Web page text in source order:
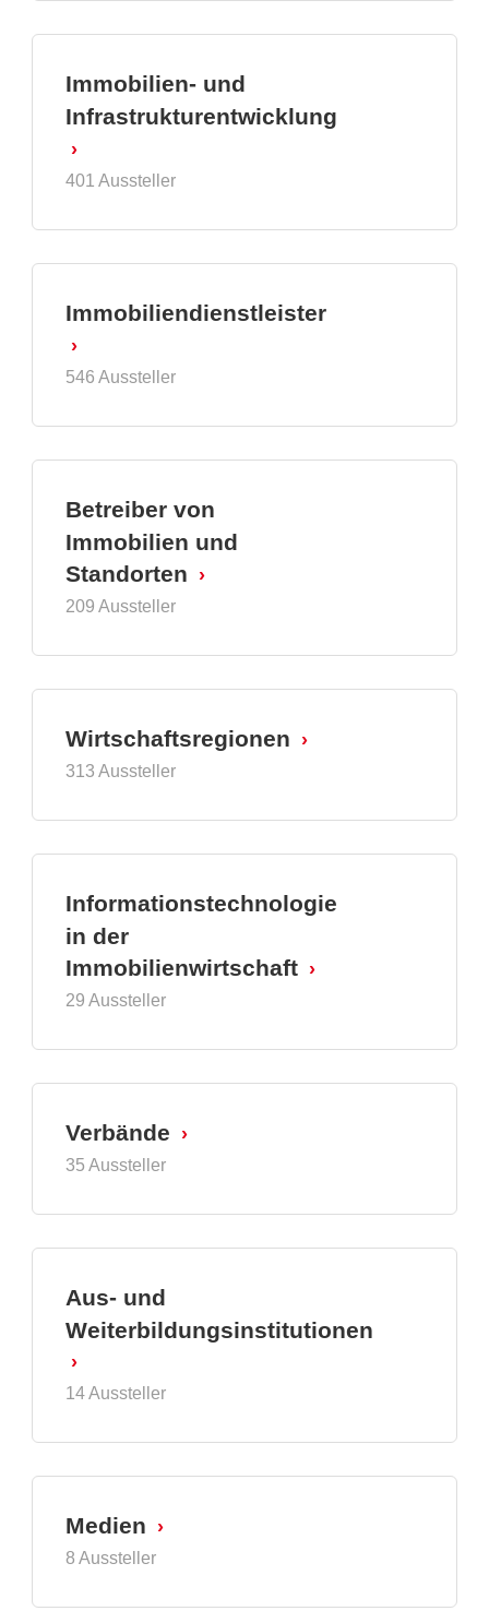
Immobilien- und
Infrastrukturentwicklung
401 Aussteller
Immobiliendienstleister
546 Aussteller
Betreiber von
Immobilien und
Standorten
209 Aussteller
Wirtschaftsregionen
313 Aussteller
Informationstechnologie
in der
Immobilienwirtschaft
29 Aussteller
Verbände
35 Aussteller
Aus- und
Weiterbildungsinstitutionen
14 Aussteller
Medien
8 Aussteller